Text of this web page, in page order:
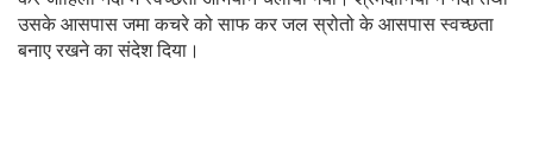
उसके आसपास जमा कचरे को साफ कर जल स्रोतो के आसपास स्वच्छता
बनाए रखने का संदेश दिया।